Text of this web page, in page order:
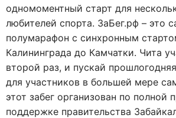
одномоментный старт для
любителей спорта. ЗаБег.рф – это
полумарафон с синхронным
Калининграда до Камчатки. Чита
второй раз, и пускай
для участников в большей мере
этот забег организован по полной
поддержке правительства